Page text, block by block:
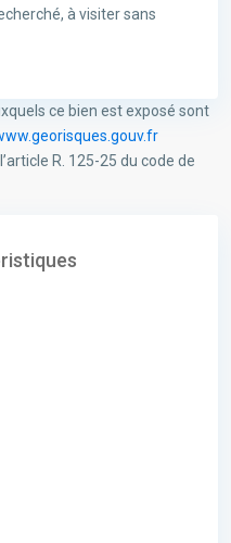
à visiter sans
ce bien est exposé sont
R. 125-25 du code de